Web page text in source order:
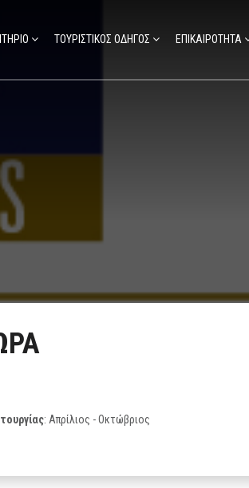
ΤΟΥΡΙΣΤΙΚΟΣ ΟΔΗΓΟΣ ΕΠΙΚΑΙΡΟΤΗΤΑ
: Απρίλιος - Οκτώβριος